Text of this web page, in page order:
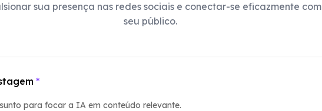
sua presença nas redes sociais e conectar-se eficazmente com
seu público.
*
para focar a IA em conteúdo relevante.